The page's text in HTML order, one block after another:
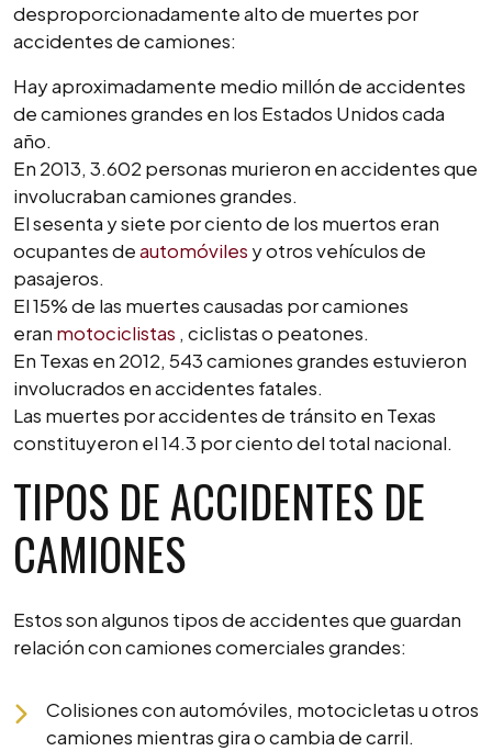
desproporcionadamente alto de muertes por
accidentes de camiones:
Hay aproximadamente medio millón de accidentes
de camiones grandes en los Estados Unidos cada
año.
En 2013, 3.602 personas murieron en accidentes que
involucraban camiones grandes.
El sesenta y siete por ciento de los muertos eran
ocupantes deautomóviles y otros vehículos de
pasajeros.
El 15% de las muertes causadas por camiones
eran motociclistas , ciclistas o peatones.
En Texas en 2012, 543 camiones grandes estuvieron
involucrados en accidentes fatales.
Las muertes por accidentes de tránsito en Texas
constituyeron el 14.3 por ciento del total nacional.
TIPOS DE ACCIDENTES DE
CAMIONES
Estos son algunos tipos de accidentes que guardan
relación con camiones comerciales grandes:
Colisiones con automóviles, motocicletas u otros
camiones mientras gira o cambia de carril.